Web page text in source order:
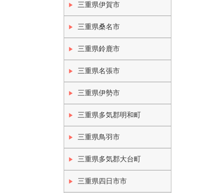
三重県伊賀市
三重県桑名市
三重県鈴鹿市
三重県名張市
三重県伊勢市
三重県多気郡明和町
三重県鳥羽市
三重県多気郡大台町
三重県四日市市